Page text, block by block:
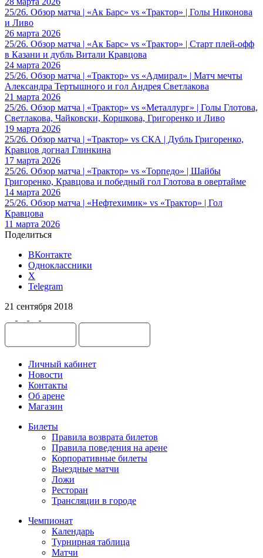
25/26. Обзор матча | «Ак Барс» vs «Трактор» | Голы Никонова
и Ливо
26 марта 2026
25/26. Обзор матча | «Ак Барс» vs «Трактор» | Старт плей-офф
в Казани и дубль Витали Кравцова
24 марта 2026
25/26. Обзор матча | «Трактор» vs «Адмирал» | Матч мечты
Александра Тертышного и гол Андрея Светлакова
21 марта 2026
25/26. Обзор матча | «Трактор» vs «Металлург» | Голы Глотова,
Светлакова, Чайковски, Коршкова, Григоренко и Ливо
19 марта 2026
25/26. Обзор матча | «Трактор» vs СКА | Дубль Григоренко,
Кравцов догнал Глинкина
17 марта 2026
25/26. Обзор матча | «Трактор» vs «Торпедо» | Шайбы
Григоренко, Кравцова и победный гол Глотова в овертайме
14 марта 2026
25/26. Обзор матча | «Нефтехимик» vs «Трактор» | Гол
Кравцова
11 марта 2026
Поделиться
ВКонтакте
Одноклассники
X
Telegram
21 сентября 2018
Личный кабинет
Новости
Контакты
Об арене
Магазин
Билеты
Правила возврата билетов
Правила поведения на арене
Корпоративные билеты
Выездные матчи
Ложи
Ресторан
Трансляции в городе
Чемпионат
Календарь
Турнирная таблица
Матчи